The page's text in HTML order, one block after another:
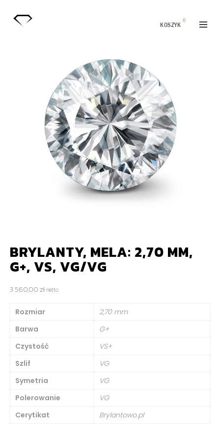
KOSZYK
0
BRYLANTY, MELA: 2,70 MM,
G+, VS, VG/VG
3 560,00 zł netto
Rozmiar
2,70 mm
Barwa
G+
Czystość
VS+
Szlif
VG
Symetria
VG
Polerowanie
VG
Cerytikat
Brylantowo.pl